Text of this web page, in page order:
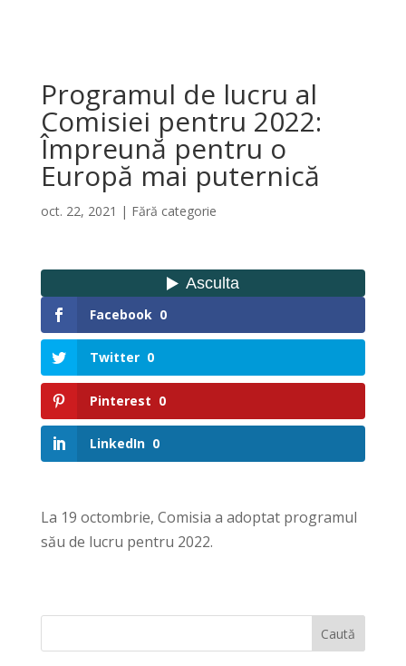
Programul de lucru al
Comisiei pentru 2022:
Împreună pentru o
Europă mai puternică
oct. 22, 2021 | Fără categorie
Facebook 0
Twitter 0
Pinterest 0
LinkedIn 0
La 19 octombrie, Comisia a adoptat programul
său de lucru pentru 2022.
Caută